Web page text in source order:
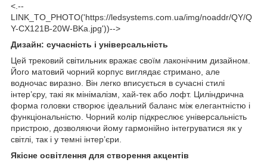
<.--
LINK_TO_PHOTO('https://ledsystems.com.ua/img/noaddr/QY/Q
Y-CX121B-20W-BKa.jpg'))-->
Дизайн: сучасність і універсальність
Цей трековий світильник вражає своїм лаконічним дизайном.
Його матовий чорний корпус виглядає стримано, але
водночас виразно. Він легко вписується в сучасні стилі
інтер’єру, такі як мінімалізм, хай-тек або лофт. Циліндрична
форма головки створює ідеальний баланс між елегантністю і
функціональністю. Чорний колір підкреслює універсальність
пристрою, дозволяючи йому гармонійно інтегруватися як у
світлі, так і у темні інтер’єри.
Якісне освітлення для створення акцентів